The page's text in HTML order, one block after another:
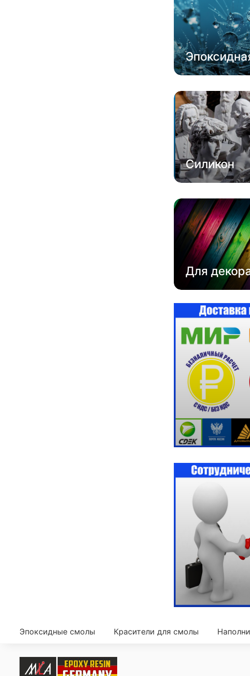
Силикон
Для
Эпоксидные смолы Красители для смолы